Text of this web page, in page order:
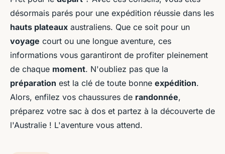
désormais parés pour une expédition réussie dans les
hauts plateaux australiens. Que ce soit pour un
voyage court ou une longue aventure, ces
informations vous garantiront de profiter pleinement
de chaque moment. N'oubliez pas que la
préparation est la clé de toute bonne expédition.
Alors, enfilez vos chaussures de randonnée,
préparez votre sac à dos et partez à la découverte de
l'Australie ! L'aventure vous attend.